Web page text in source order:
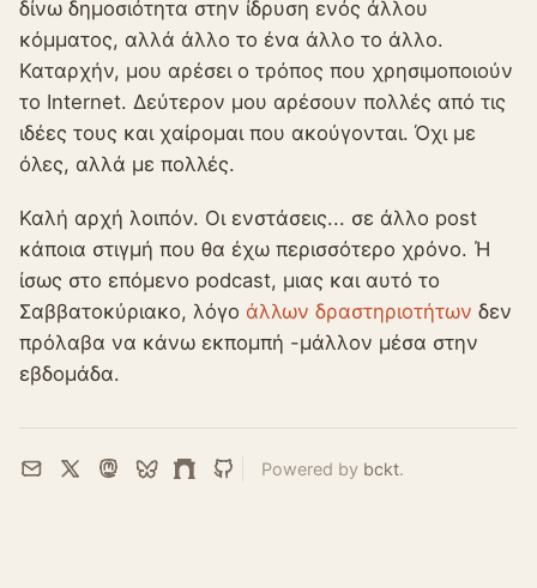
δίνω δημοσιότητα στην ίδρυση ενός άλλου
κόμματος, αλλά άλλο το ένα άλλο το άλλο.
Καταρχήν, μου αρέσει ο τρόπος που χρησιμοποιούν
το Internet. Δεύτερον μου αρέσουν πολλές από τις
ιδέες τους και χαίρομαι που ακούγονται. Όχι με
όλες, αλλά με πολλές.
Καλή αρχή λοιπόν. Οι ενστάσεις... σε άλλο post
κάποια στιγμή που θα έχω περισσότερο χρόνο. Ή
ίσως στο επόμενο podcast, μιας και αυτό το
Σαββατοκύριακο, λόγο άλλων δραστηριοτήτων δεν
πρόλαβα να κάνω εκπομπή -μάλλον μέσα στην
εβδομάδα.
Email
X Mastodon
BlueskyFarcaster
GitHub
Powered by bckt.